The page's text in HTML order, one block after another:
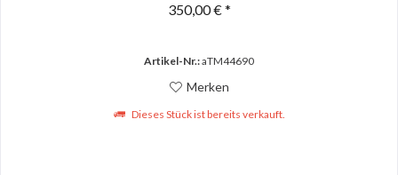
350,00 € *
Artikel-Nr.:aTM44690
Merken
Dieses Stück ist bereits verkauft.